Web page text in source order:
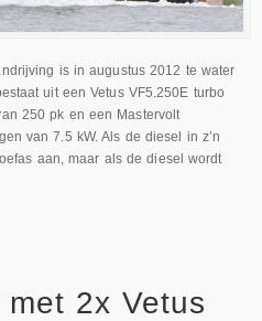
is in augustus 2012 te water
uit een Vetus VF5.250E turbo
250 pk en een Mastervolt
van 7.5 kW. Als de diesel in z’n
aan, maar als de diesel wordt
2x Vetus